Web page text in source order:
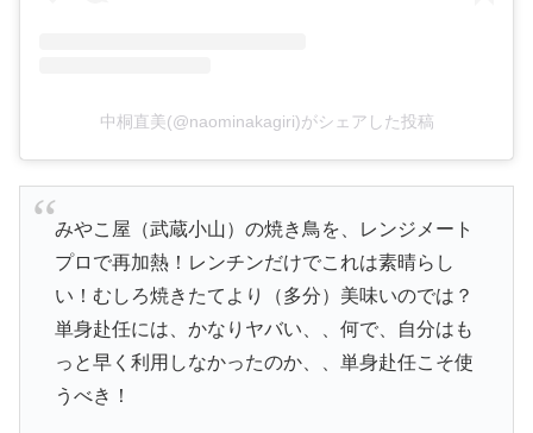
中桐直美(@naominakagiri)がシェアした投稿
みやこ屋（武蔵小山）の焼き鳥を、レンジメート
プロで再加熱！レンチンだけでこれは素晴らし
い！むしろ焼きたてより（多分）美味いのでは？
単身赴任には、かなりヤバい、、何で、自分はも
っと早く利用しなかったのか、、単身赴任こそ使
うべき！